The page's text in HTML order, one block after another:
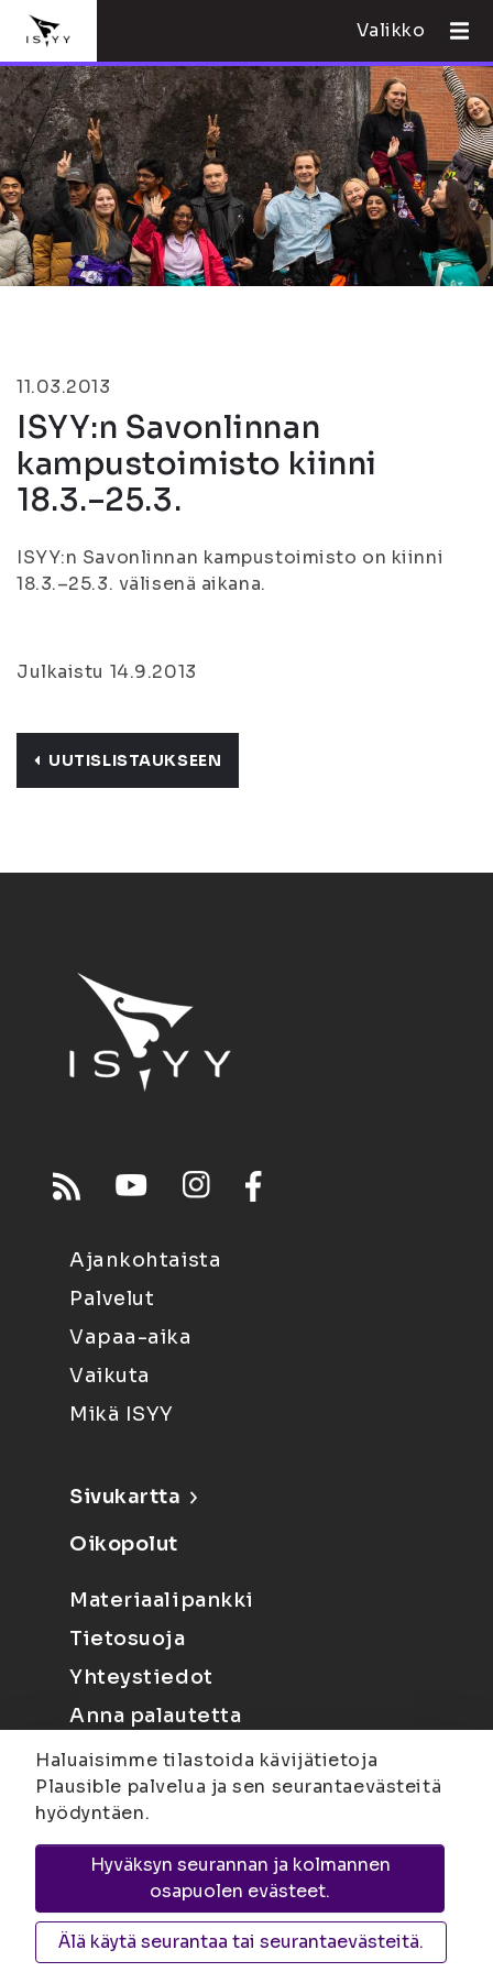
Valikko
11.03.2013
ISYY:n Savonlinnan
kampustoimisto kiinni
18.3.–25.3.
ISYY:n Savonlinnan kampustoimisto on kiinni
18.3.–25.3. välisenä aikana.
Julkaistu 14.9.2013
UUTISLISTAUKSEEN
Ajankohtaista
Palvelut
Vapaa-aika
Vaikuta
Mikä ISYY
Sivukartta
Oikopolut
Materiaalipankki
Tietosuoja
Yhteystiedot
Anna palautetta
Joensuu
Suvantokatu 6, 80100 Joensuu |
KuopioYliopistonranta 15, PL 1627, 70211
Kuopio
Haluaisimme tilastoida kävijätietoja
Plausible palvelua ja sen seurantaevästeitä
hyödyntäen.
Hyväksyn seurannan ja kolmannen
osapuolen evästeet.
Älä käytä seurantaa tai seurantaevästeitä.